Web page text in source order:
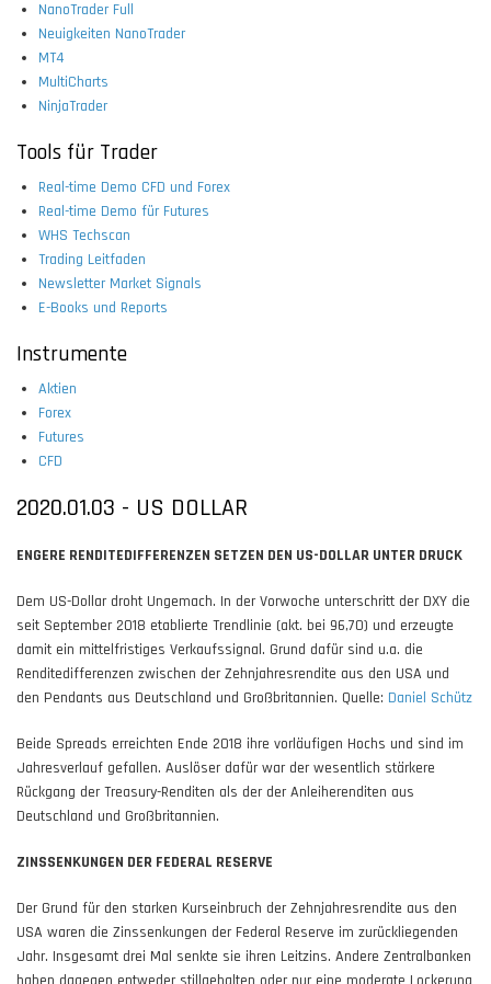
NanoTrader Full
Neuigkeiten NanoTrader
MT4
MultiCharts
NinjaTrader
Tools für Trader
Real-time Demo CFD und Forex
Real-time Demo für Futures
WHS Techscan
Trading Leitfaden
Newsletter Market Signals
E-Books und Reports
Instrumente
Aktien
Forex
Futures
CFD
2020.01.03 - US DOLLAR
ENGERE RENDITEDIFFERENZEN SETZEN DEN US-DOLLAR UNTER DRUCK
Dem US-Dollar droht Ungemach. In der Vorwoche unterschritt der DXY die
seit September 2018 etablierte Trendlinie (akt. bei 96,70) und erzeugte
damit ein mittelfristiges Verkaufssignal. Grund dafür sind u.a. die
Renditedifferenzen zwischen der Zehnjahresrendite aus den USA und
den Pendants aus Deutschland und Großbritannien. Quelle: Daniel Schütz
Beide Spreads erreichten Ende 2018 ihre vorläufigen Hochs und sind im
Jahresverlauf gefallen. Auslöser dafür war der wesentlich stärkere
Rückgang der Treasury-Renditen als der der Anleiherenditen aus
Deutschland und Großbritannien.
ZINSSENKUNGEN DER FEDERAL RESERVE
Der Grund für den starken Kurseinbruch der Zehnjahresrendite aus den
USA waren die Zinssenkungen der Federal Reserve im zurückliegenden
Jahr. Insgesamt drei Mal senkte sie ihren Leitzins. Andere Zentralbanken